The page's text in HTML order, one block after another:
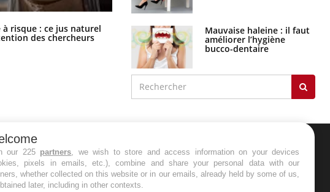
à risque : ce jus naturel
des chercheurs
Comment oublier les écrans en
vacances ? Mauvaise haleine : il faut
améliorer l’hygiène
bucco-dentaire
toutes les semaines les meilleures
our 225 partners, we wish to store and access information on your devices
pixels in emails, etc.), combine and share your personal data with our
whether collected on this website or in our emails, already held by some of us,
later, including in other contexts.